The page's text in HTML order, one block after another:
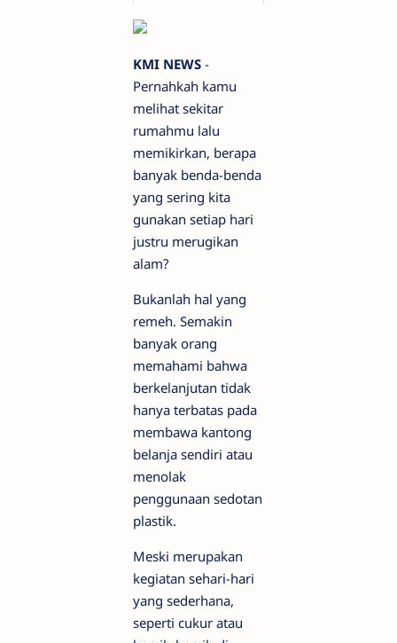
KMI NEWS -
Pernahkah kamu
melihat sekitar
rumahmu lalu
memikirkan, berapa
banyak benda-benda
yang sering kita
gunakan setiap hari
justru merugikan
alam?
Bukanlah hal yang
remeh. Semakin
banyak orang
memahami bahwa
berkelanjutan tidak
hanya terbatas pada
membawa kantong
belanja sendiri atau
menolak
penggunaan sedotan
plastik.
Meski merupakan
kegiatan sehari-hari
yang sederhana,
seperti cukur atau